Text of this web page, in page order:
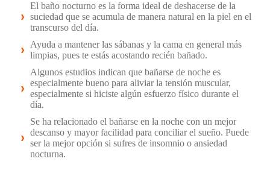
El baño nocturno es la forma ideal de deshacerse de la
suciedad que se acumula de manera natural en la piel en el
transcurso del día.
Ayuda a mantener las sábanas y la cama en general más
limpias, pues te estás acostando recién bañado.
Algunos estudios indican que bañarse de noche es
especialmente bueno para aliviar la tensión muscular,
especialmente si hiciste algún esfuerzo físico durante el
día.
Se ha relacionado el bañarse en la noche con un mejor
descanso y mayor facilidad para conciliar el sueño. Puede
ser la mejor opción si sufres de insomnio o ansiedad
nocturna.